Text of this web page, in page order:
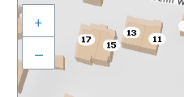
+
–